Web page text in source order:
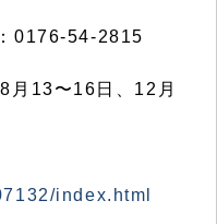
0176-54-2815
月13〜16日、12月
index.html